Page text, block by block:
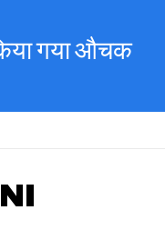
गया औचक